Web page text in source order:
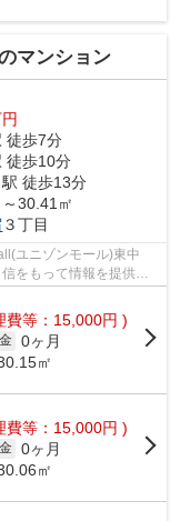
マンション
徒歩7分
徒歩10分
駅 徒歩13分
30.41㎡
３丁目
ユニゾンモール)東中
をもって情報を提供で
費等：15,000円 )
0ヶ月
㎡
費等：15,000円 )
0ヶ月
㎡